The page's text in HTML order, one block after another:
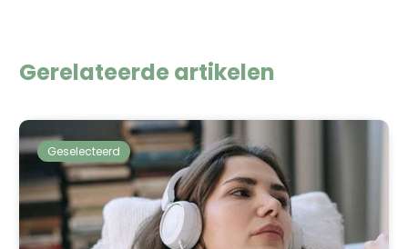
Gerelateerde artikelen
Geselecteerd